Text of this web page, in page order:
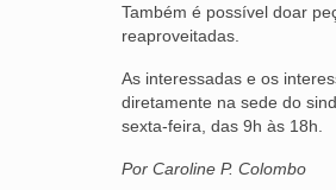
Também é possível doar
reaproveitadas.
As interessadas e os
diretamente na sede do
sexta-feira, das 9h às 18h.
Por Caroline P. Colombo